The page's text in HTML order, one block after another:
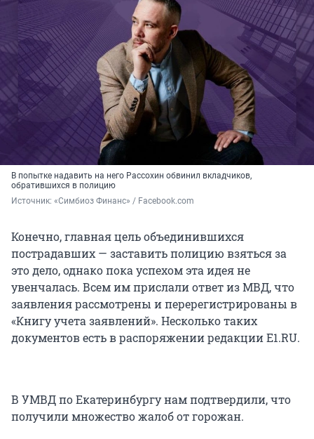
В попытке надавить на него Рассохин обвинил вкладчиков,
обратившихся в полицию
Источник: «Симбиоз Финанс» / Facebook.com
Конечно, главная цель объединившихся
пострадавших — заставить полицию взяться за
это дело, однако пока успехом эта идея не
увенчалась. Всем им прислали ответ из МВД, что
заявления рассмотрены и перерегистрированы в
«Книгу учета заявлений». Несколько таких
документов есть в распоряжении редакции Е1.RU.
В УМВД по Екатеринбургу нам подтвердили, что
получили множество жалоб от горожан.